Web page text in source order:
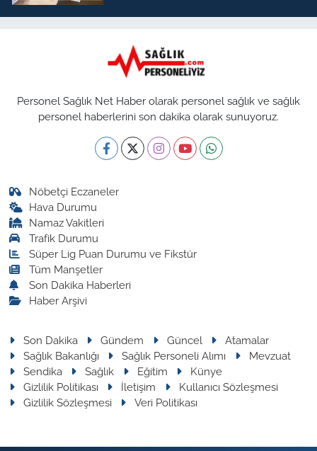
Personel Sağlık Net Haber olarak personel sağlık ve sağlık
personel haberlerini son dakika olarak sunuyoruz.
Nöbetçi Eczaneler
Hava Durumu
Namaz Vakitleri
Trafik Durumu
Süper Lig Puan Durumu ve Fikstür
Tüm Manşetler
Son Dakika Haberleri
Haber Arşivi
Son Dakika Gündem Güncel
Atamalar
Sağlık Bakanlığı
Sağlık Personeli Alımı
Mevzuat
Sendika
Sağlık Eğitim
Künye
Gizlilik Politikası
İletişim
Kullanıcı Sözleşmesi
Gizlilik Sözleşmesi
Veri Politikası